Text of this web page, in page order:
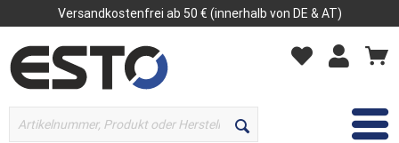
Versandkostenfrei ab 50 € (innerhalb von DE & AT)
MENÜ